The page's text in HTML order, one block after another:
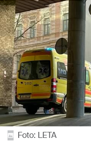
Foto: LETA